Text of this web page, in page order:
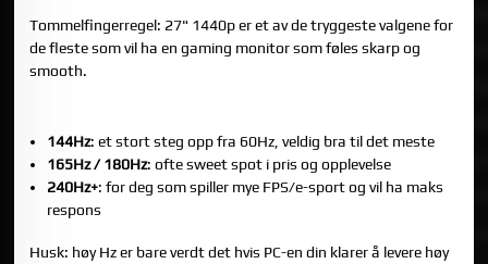
Tommelfingerregel: 27" 1440p er et av de tryggeste valgene for
de fleste som vil ha en gaming monitor som føles skarp og
smooth.
144Hz: et stort steg opp fra 60Hz, veldig bra til det meste
165Hz / 180Hz: ofte sweet spot i pris og opplevelse
240Hz+: for deg som spiller mye FPS/e-sport og vil ha maks
respons
Husk: høy Hz er bare verdt det hvis PC-en din klarer å levere høy